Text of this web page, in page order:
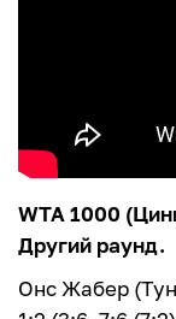
WTA 1000
Другий раунд.
Онс Жабер